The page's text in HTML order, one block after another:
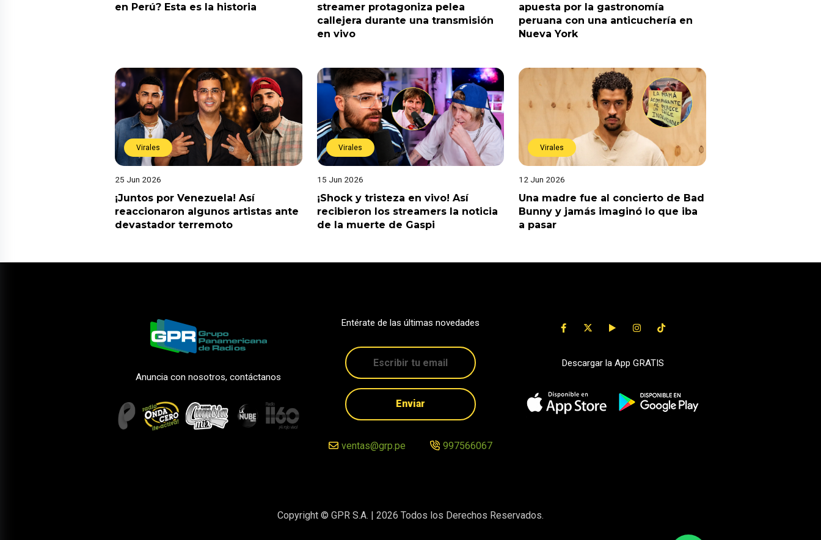
en Perú? Esta es la historia
streamer protagoniza pelea
callejera durante una transmisión
en vivo
apuesta por la gastronomía
peruana con una anticuchería en
Nueva York
Virales
25 Jun 2026
¡Juntos por Venezuela! Así
reaccionaron algunos artistas ante
devastador terremoto
Virales
15 Jun 2026
¡Shock y tristeza en vivo! Así
recibieron los streamers la noticia
de la muerte de Gaspi
Virales
12 Jun 2026
Una madre fue al concierto de Bad
Bunny y jamás imaginó lo que iba
a pasar
Anuncia con nosotros, contáctanos
Entérate de las últimas novedades
Enviar
ventas@grp.pe 997566067
Descargar la App GRATIS
Copyright © GPR S.A. | 2026 Todos los Derechos Reservados.